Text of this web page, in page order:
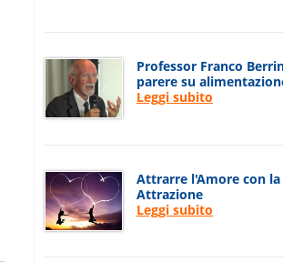
Professor Franco
parere su
Leggi subito
Attrarre l'Amore con la
Attrazione
Leggi subito